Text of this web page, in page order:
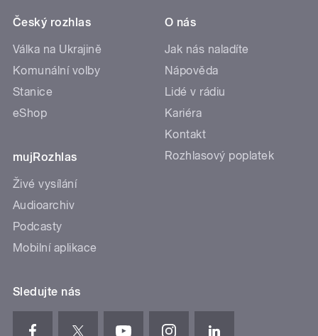
Český rozhlas
Válka na Ukrajině
Komunální volby
Stanice
eShop
mujRozhlas
Živé vysílání
Audioarchiv
Podcasty
Mobilní aplikace
O nás
Jak nás naladíte
Nápověda
Lidé v rádiu
Kariéra
Kontakt
Rozhlasový poplatek
Sledujte nás